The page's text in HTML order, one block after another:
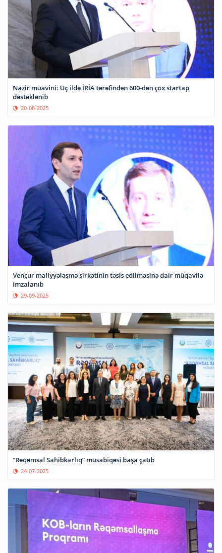
Nazir müavini: Üç ildə İRİA tərəfindən 600-dən çox startap
dəstəklənib
20-08-2025
Vençur maliyyələşmə şirkətinin təsis edilməsinə dair müqavilə
imzalanıb
29-09-2025
“Rəqəmsal Sahibkarlıq” müsabiqəsi başa çatıb
24-07-2025